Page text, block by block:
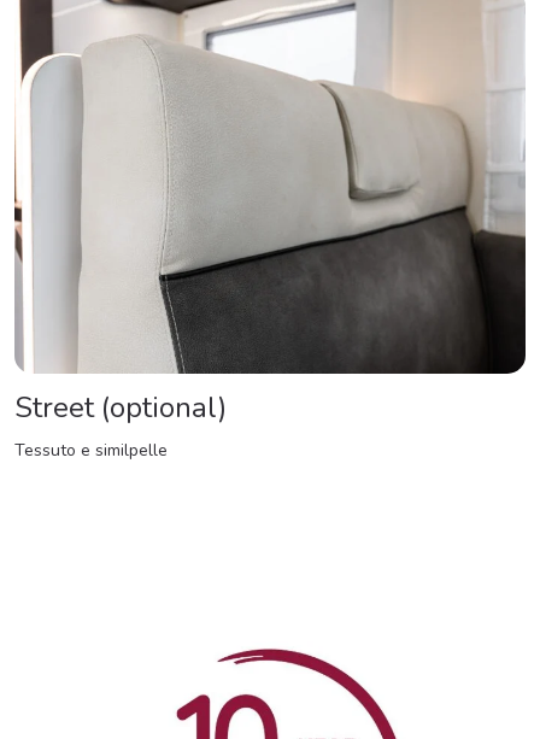
Street (optional)
Tessuto e similpelle